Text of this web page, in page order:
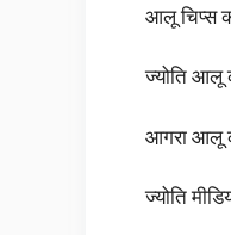
आलू चिप्स
ज्योति आलू
आगरा आलू
ज्योति